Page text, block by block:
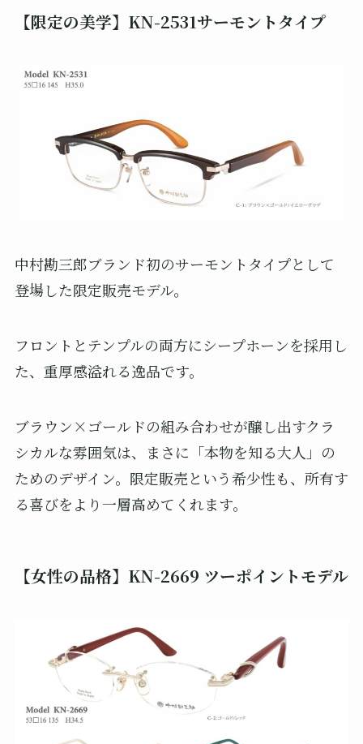
【限定の美学】KN-2531サーモントタイプ
中村勘三郎ブランド初のサーモントタイプとして
登場した限定販売モデル。
フロントとテンプルの両方にシープホーンを採用し
た、重厚感溢れる逸品です。
ブラウン×ゴールドの組み合わせが醸し出すクラ
シカルな雰囲気は、まさに「本物を知る大人」の
ためのデザイン。限定販売という希少性も、所有す
る喜びをより一層高めてくれます。
【女性の品格】KN-2669 ツーポイントモデル